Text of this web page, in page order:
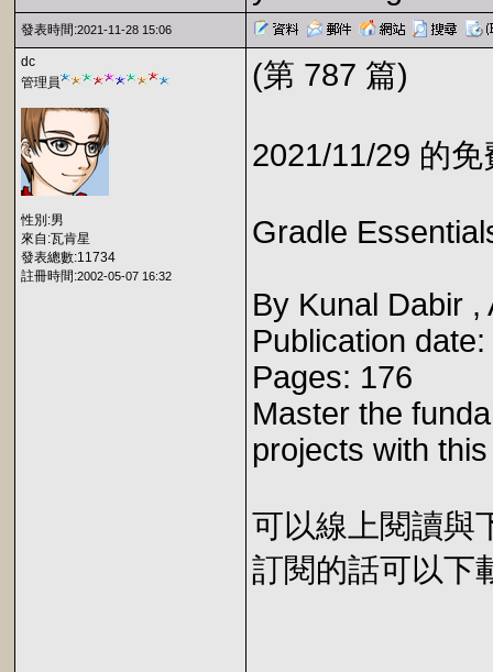
發表時間:2021-11-28 15:06
dc
管理員
性別:男
來自:瓦肯星
發表總數:11734
註冊時間:2002-05-07 16:32
(第 787 篇)
2021/11/29 的
Gradle
By Kunal Dabir ,
Publication
Pages: 176
Master the
projects with
可以線上閱讀與
訂閱的話可以下